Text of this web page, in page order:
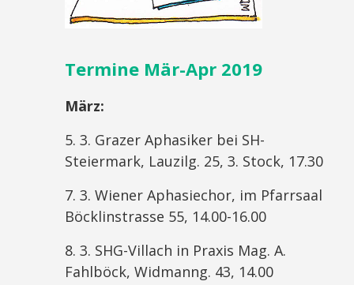
Termine Mär-Apr 2019
März:
5. 3. Grazer Aphasiker bei SH-
Steiermark, Lauzilg. 25, 3. Stock, 17.30
7. 3. Wiener Aphasiechor, im Pfarrsaal
Böcklinstrasse 55, 14.00-16.00
8. 3. SHG-Villach in Praxis Mag. A.
Fahlböck, Widmanng. 43, 14.00